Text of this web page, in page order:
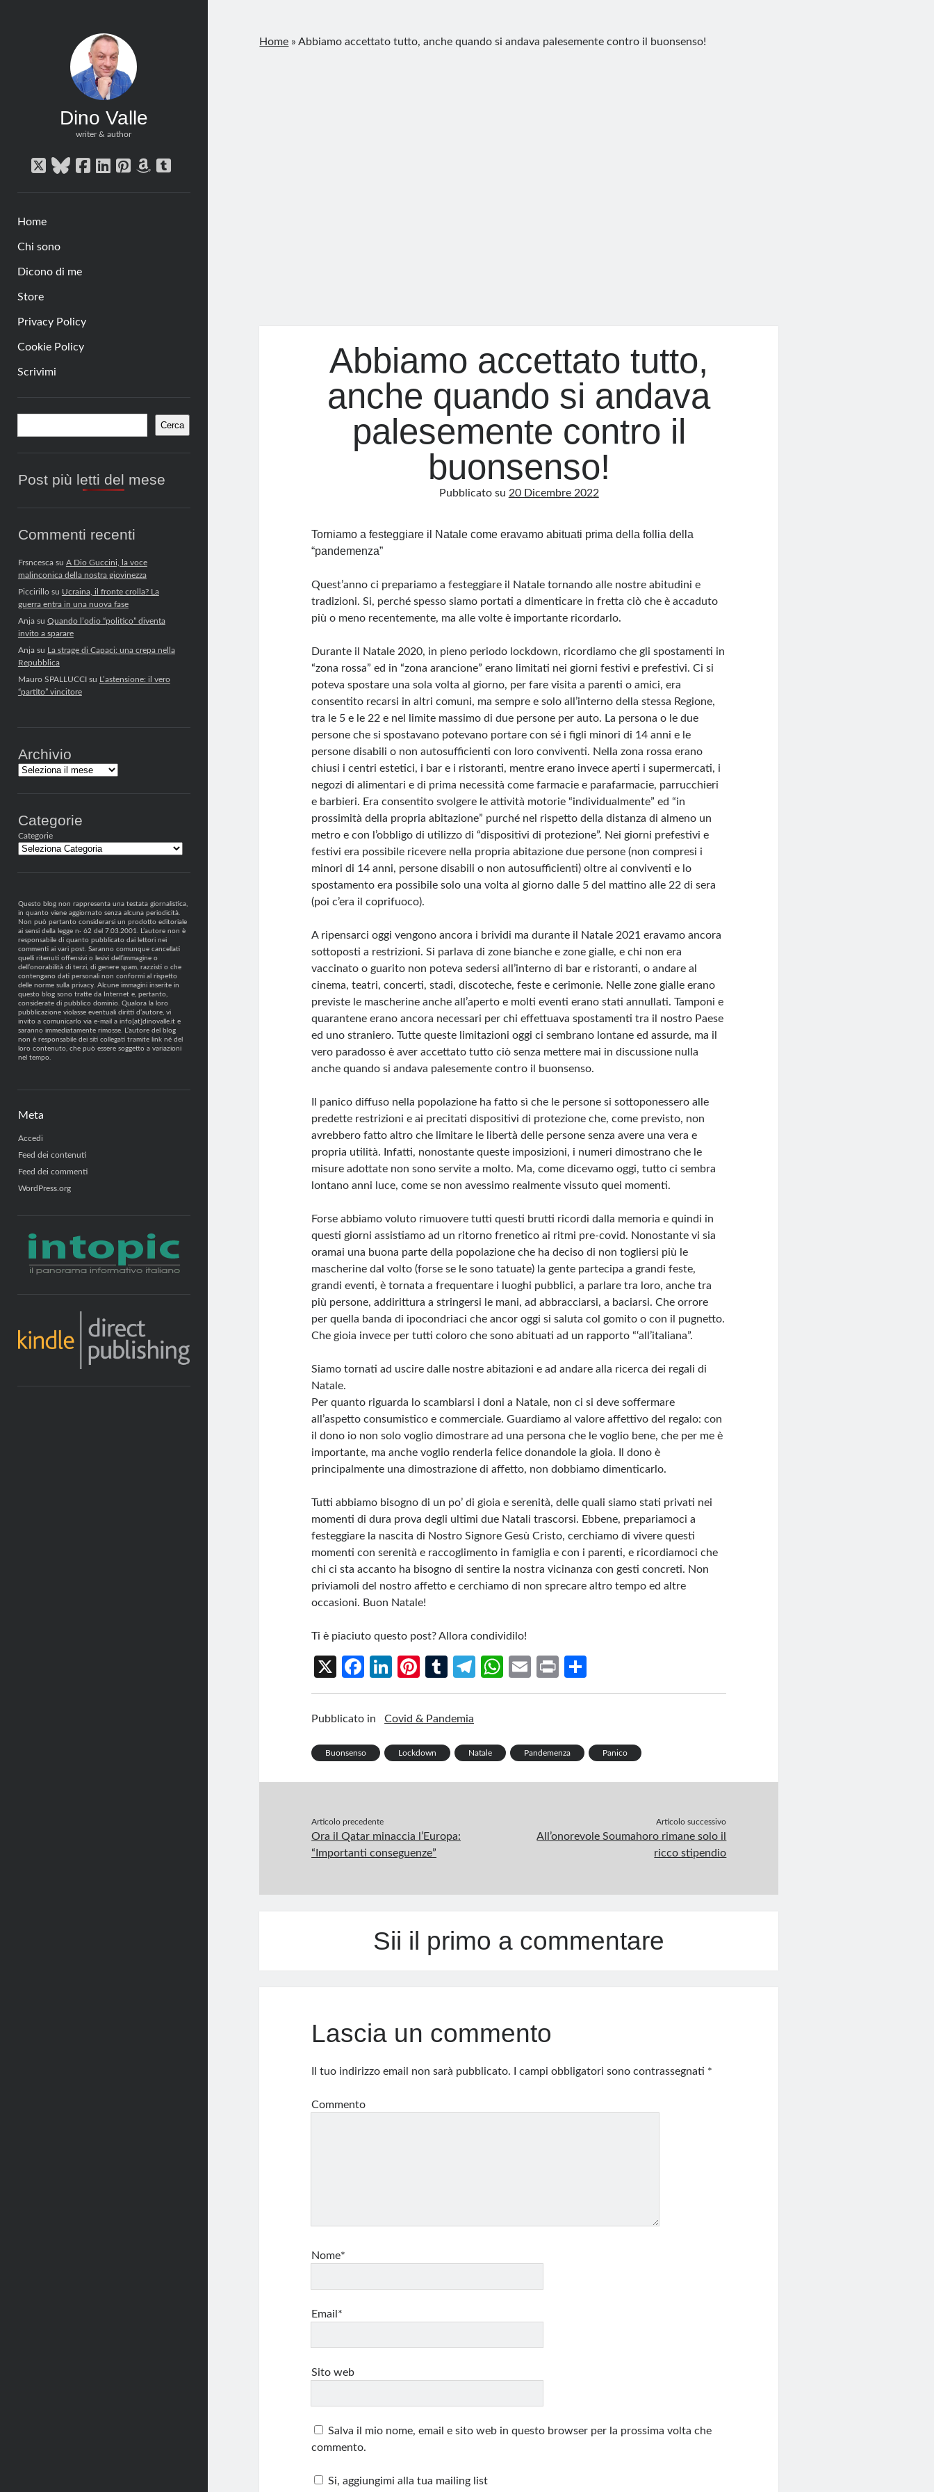
Dino Valle
writer & author
twitterbluesky
facebook
linkedin
pinterest
amazon
tumblr
Home
Chi sono
Dicono di me
Store
Privacy Policy
Cookie Policy
Scrivimi
Barra
laterale
Cerca
Post più letti del mese
Commenti recenti
Frsncescasu A Dio Guccini, la voce
malinconica della nostra giovinezza
Piccirillosu Ucraina, il fronte crolla? La
guerra entra in una nuova fase
Anjasu Quando l’odio “politico” diventa
invito a sparare
Anjasu La strage di Capaci: una crepa nella
Repubblica
Mauro SPALLUCCIsu L’astensione: il vero
“partito” vincitore
Archivio
Archivi
Categorie
Categorie
Questo blog non rappresenta una testata giornalistica,
in quanto viene aggiornato senza alcuna periodicità.
Non può pertanto considerarsi un prodotto editoriale
ai sensi della legge n· 62 del 7.03.2001. L’autore non è
responsabile di quanto pubblicato dai lettori nei
commenti ai vari post. Saranno comunque cancellati
quelli ritenuti offensivi o lesivi dell’immagine o
dell’onorabilità di terzi, di genere spam, razzisti o che
contengano dati personali non conformi al rispetto
delle norme sulla privacy. Alcune immagini inserite in
questo blog sono tratte da Internet e, pertanto,
considerate di pubblico dominio. Qualora la loro
pubblicazione violasse eventuali diritti d’autore, vi
invito a comunicarlo via e-mail a info[at]dinovalle.it e
saranno immediatamente rimosse. L’autore del blog
non è responsabile dei siti collegati tramite link né del
loro contenuto, che può essere soggetto a variazioni
nel tempo.
Meta
Accedi
Feed dei contenuti
Feed dei commenti
WordPress.org
Home »Abbiamo accettato tutto, anche quando si andava palesemente contro il buonsenso!
Abbiamo accettato tutto,
anche quando si andava
palesemente contro il
buonsenso!
Pubblicato su 20 Dicembre 2022
Torniamo a festeggiare il Natale come eravamo abituati prima della follia della
“pandemenza”
Quest’anno ci prepariamo a festeggiare il Natale tornando alle nostre abitudini e
tradizioni. Si, perché spesso siamo portati a dimenticare in fretta ciò che è accaduto
più o meno recentemente, ma alle volte è importante ricordarlo.
Durante il Natale 2020, in pieno periodo lockdown, ricordiamo che gli spostamenti in
“zona rossa” ed in “zona arancione” erano limitati nei giorni festivi e prefestivi. Ci si
poteva spostare una sola volta al giorno, per fare visita a parenti o amici, era
consentito recarsi in altri comuni, ma sempre e solo all’interno della stessa Regione,
tra le 5 e le 22 e nel limite massimo di due persone per auto. La persona o le due
persone che si spostavano potevano portare con sé i figli minori di 14 anni e le
persone disabili o non autosufficienti con loro conviventi. Nella zona rossa erano
chiusi i centri estetici, i bar e i ristoranti, mentre erano invece aperti i supermercati, i
negozi di alimentari e di prima necessità come farmacie e parafarmacie, parrucchieri
e barbieri. Era consentito svolgere le attività motorie “individualmente” ed “in
prossimità della propria abitazione” purché nel rispetto della distanza di almeno un
metro e con l’obbligo di utilizzo di “dispositivi di protezione”. Nei giorni prefestivi e
festivi era possibile ricevere nella propria abitazione due persone (non compresi i
minori di 14 anni, persone disabili o non autosufficienti) oltre ai conviventi e lo
spostamento era possibile solo una volta al giorno dalle 5 del mattino alle 22 di sera
(poi c’era il coprifuoco).
A ripensarci oggi vengono ancora i brividi ma durante il Natale 2021 eravamo ancora
sottoposti a restrizioni. Si parlava di zone bianche e zone gialle, e chi non era
vaccinato o guarito non poteva sedersi all’interno di bar e ristoranti, o andare al
cinema, teatri, concerti, stadi, discoteche, feste e cerimonie. Nelle zone gialle erano
previste le mascherine anche all’aperto e molti eventi erano stati annullati. Tamponi e
quarantene erano ancora necessari per chi effettuava spostamenti tra il nostro Paese
ed uno straniero. Tutte queste limitazioni oggi ci sembrano lontane ed assurde, ma il
vero paradosso è aver accettato tutto ciò senza mettere mai in discussione nulla
anche quando si andava palesemente contro il buonsenso.
Il panico diffuso nella popolazione ha fatto sì che le persone si sottoponessero alle
predette restrizioni e ai precitati dispositivi di protezione che, come previsto, non
avrebbero fatto altro che limitare le libertà delle persone senza avere una vera e
propria utilità. Infatti, nonostante queste imposizioni, i numeri dimostrano che le
misure adottate non sono servite a molto. Ma, come dicevamo oggi, tutto ci sembra
lontano anni luce, come se non avessimo realmente vissuto quei momenti.
Forse abbiamo voluto rimuovere tutti questi brutti ricordi dalla memoria e quindi in
questi giorni assistiamo ad un ritorno frenetico ai ritmi pre-covid. Nonostante vi sia
oramai una buona parte della popolazione che ha deciso di non togliersi più le
mascherine dal volto (forse se le sono tatuate) la gente partecipa a grandi feste,
grandi eventi, è tornata a frequentare i luoghi pubblici, a parlare tra loro, anche tra
più persone, addirittura a stringersi le mani, ad abbracciarsi, a baciarsi. Che orrore
per quella banda di ipocondriaci che ancor oggi si saluta col gomito o con il pugnetto.
Che gioia invece per tutti coloro che sono abituati ad un rapporto “‘all’italiana”.
Siamo tornati ad uscire dalle nostre abitazioni e ad andare alla ricerca dei regali di
Natale.
Per quanto riguarda lo scambiarsi i doni a Natale, non ci si deve soffermare
all’aspetto consumistico e commerciale. Guardiamo al valore affettivo del regalo: con
il dono io non solo voglio dimostrare ad una persona che le voglio bene, che per me è
importante, ma anche voglio renderla felice donandole la gioia. Il dono è
principalmente una dimostrazione di affetto, non dobbiamo dimenticarlo.
Tutti abbiamo bisogno di un po’ di gioia e serenità, delle quali siamo stati privati nei
momenti di dura prova degli ultimi due Natali trascorsi. Ebbene, prepariamoci a
festeggiare la nascita di Nostro Signore Gesù Cristo, cerchiamo di vivere questi
momenti con serenità e raccoglimento in famiglia e con i parenti, e ricordiamoci che
chi ci sta accanto ha bisogno di sentire la nostra vicinanza con gesti concreti. Non
priviamoli del nostro affetto e cerchiamo di non sprecare altro tempo ed altre
occasioni. Buon Natale!
Ti è piaciuto questo post? Allora condividilo!
X
Fa
ce
b
o
k
Li
n
ke
n
Pi
nt
er
t
T
u
m
r
Te
le
m
W
h
A
p
E
m
Pr
in h
Pubblicato in Covid & Pandemia
Buonsenso Lockdown Natale Pandemenza Panico
Articolo precedente
Ora il Qatar minaccia l’Europa:
“Importanti conseguenze”
Articolo successivo
All’onorevole Soumahoro rimane solo il
ricco stipendio
Sii il primo a commentare
Lascia un commento
Il tuo indirizzo email non sarà pubblicato. I campi obbligatori sono contrassegnati *
Commento
Nome*
Email*
Sito web
Salva il mio nome, email e sito web in questo browser per la prossima volta che
commento.
Si, aggiungimi alla tua mailing list